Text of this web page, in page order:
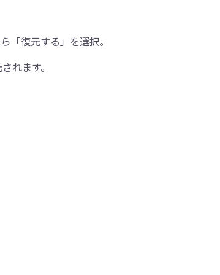
「復元する」を選択。
れます。